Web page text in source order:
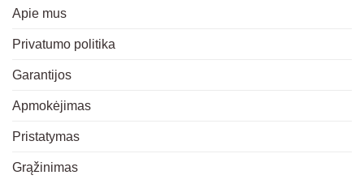
Apie mus
Privatumo politika
Garantijos
Apmokėjimas
Pristatymas
Grąžinimas